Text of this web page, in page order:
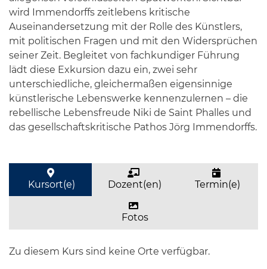
wird Immendorffs zeitlebens kritische
Auseinandersetzung mit der Rolle des Künstlers,
mit politischen Fragen und mit den Widersprüchen
seiner Zeit. Begleitet von fachkundiger Führung
lädt diese Exkursion dazu ein, zwei sehr
unterschiedliche, gleichermaßen eigensinnige
künstlerische Lebenswerke kennenzulernen – die
rebellische Lebensfreude Niki de Saint Phalles und
das gesellschaftskritische Pathos Jörg Immendorffs.
Kursort(e) Dozent(en) Termin(e)
Fotos
Zu diesem Kurs sind keine Orte verfügbar.